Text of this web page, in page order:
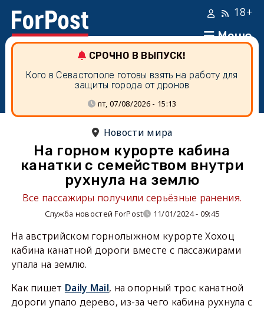
Меню
18+
СРОЧНО В ВЫПУСК!
Кого в Севастополе готовы взять на работу для
защиты города от дронов
пт, 07/08/2026 - 15:13
Новости мира
На горном курорте кабина
канатки с семейством внутри
рухнула на землю
Все пассажиры получили серьёзные ранения.
Служба новостей ForPost 11/01/2024 - 09:45
На австрийском горнолыжном курорте Хохоц
кабина канатной дороги вместе с пассажирами
упала на землю.
Как пишет Daily Mail, на опорный трос канатной
дороги упало дерево, из-за чего кабина рухнула с